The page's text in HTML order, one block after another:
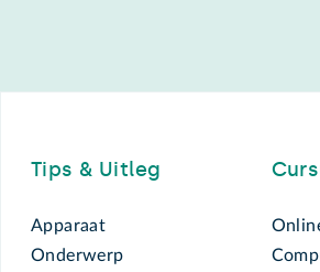
Tips & Uitleg
Apparaat
Onderwerp